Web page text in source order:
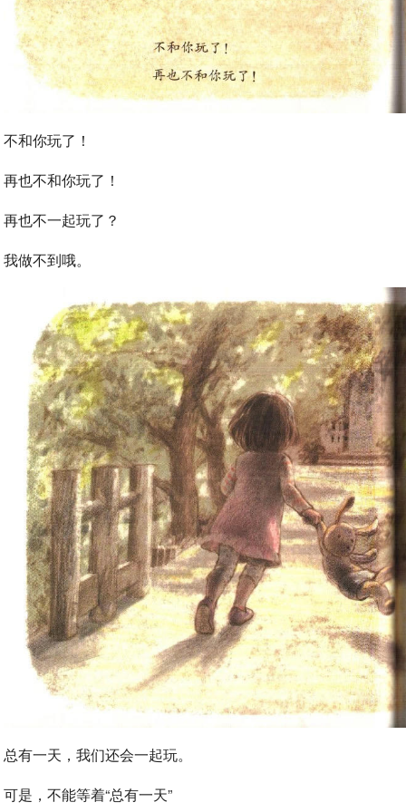
不和你玩了！
再也不和你玩了！
再也不一起玩了？
我做不到哦。
总有一天，我们还会一起玩。
可是，不能等着“总有一天”